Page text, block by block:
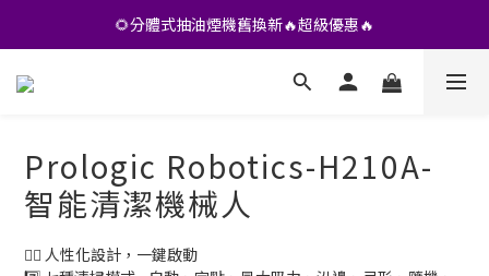
•• 會員專享🎁精選貨品【特價💥再九折】••
🌻分體式抽油煙機舊換新🔥超級優惠🔥
•• 會員專享🎁精選貨品【特價💥再九折】••
Prologic Robotics-H210A-
智能清潔機械人
👍🏻 人性化設計，一鍵啟動